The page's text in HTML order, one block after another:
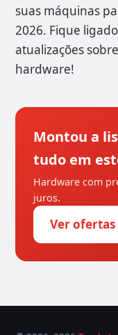
suas máquinas
2026. Fique
atualizações
hardware!
Montou a
tudo em
Hardware com
juros.
Ver